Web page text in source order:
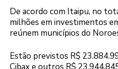
De acordo com Itaipu, no
milhões em investimentos
reúnem municípios do
Estão previstos R$